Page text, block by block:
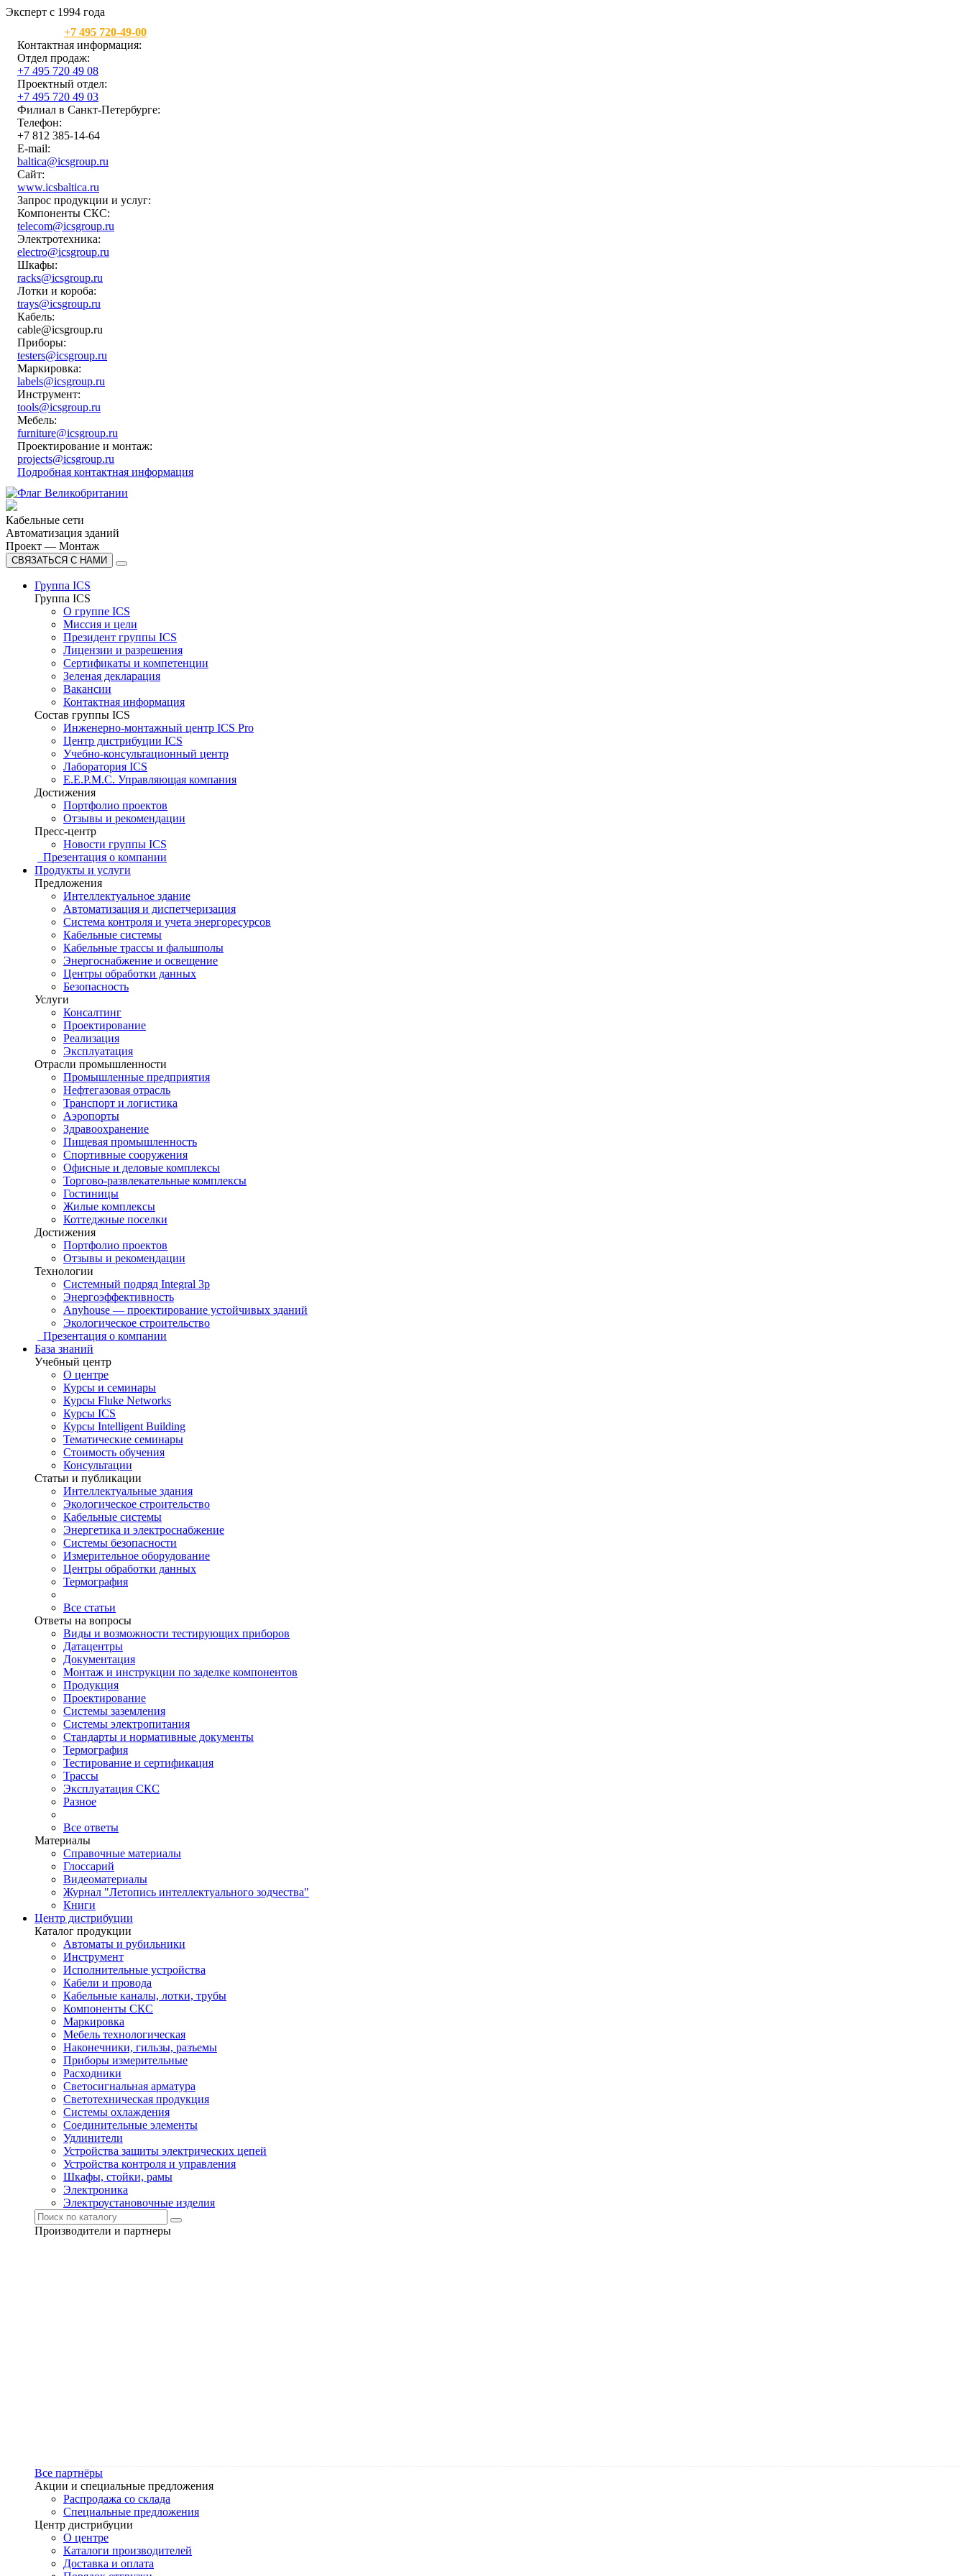
Эксперт с 1994 года
+7 495 720-49-00
Контактная информация:
Отдел продаж:
+7 495 720 49 08
Проектный отдел:
+7 495 720 49 03
Филиал в Санкт-Петербурге:
Телефон:
+7 812 385-14-64
E-mail:
baltica@icsgroup.ru
Сайт:
www.icsbaltica.ru
Запрос продукции и услуг:
Компоненты СКС:
telecom@icsgroup.ru
Электротехника:
electro@icsgroup.ru
Шкафы:
racks@icsgroup.ru
Лотки и короба:
trays@icsgroup.ru
Кабель:
cable@icsgroup.ru
Приборы:
testers@icsgroup.ru
Маркировка:
labels@icsgroup.ru
Инструмент:
tools@icsgroup.ru
Мебель:
furniture@icsgroup.ru
Проектирование и монтаж:
projects@icsgroup.ru
Подробная контактная информация
Кабельные сети
Автоматизация зданий
Проект — Монтаж
СВЯЗАТЬСЯ С НАМИ
Группа ICS
Группа ICS
О группе ICS
Миссия и цели
Президент группы ICS
Лицензии и разрешения
Сертификаты и компетенции
Зеленая декларация
Вакансии
Контактная информация
Состав группы ICS
Инженерно-монтажный центр ICS Pro
Центр дистрибуции ICS
Учебно-консультационный центр
Лаборатория ICS
E.E.P.M.C. Управляющая компания
Достижения
Портфолио проектов
Отзывы и рекомендации
Пресс-центр
Новости группы ICS
Презентация о компании
Продукты и услуги
Предложения
Интеллектуальное здание
Автоматизация и диспетчеризация
Система контроля и учета энергоресурсов
Кабельные системы
Кабельные трассы и фальшполы
Энергоснабжение и освещение
Центры обработки данных
Безопасность
Услуги
Консалтинг
Проектирование
Реализация
Эксплуатация
Отрасли промышленности
Промышленные предприятия
Нефтегазовая отрасль
Транспорт и логистика
Аэропорты
Здравоохранение
Пищевая промышленность
Спортивные сооружения
Офисные и деловые комплексы
Торгово-развлекательные комплексы
Гостиницы
Жилые комплексы
Коттеджные поселки
Достижения
Портфолио проектов
Отзывы и рекомендации
Технологии
Системный подряд Integral 3p
Энергоэффективность
Anyhouse — проектирование устойчивых зданий
Экологическое строительство
Презентация о компании
База знаний
Учебный центр
О центре
Курсы и семинары
Курсы Fluke Networks
Курсы ICS
Курсы Intelligent Building
Тематические семинары
Стоимость обучения
Консультации
Статьи и публикации
Интеллектуальные здания
Экологическое строительство
Кабельные системы
Энергетика и электроснабжение
Системы безопасности
Измерительное оборудование
Центры обработки данных
Термография
Все статьи
Ответы на вопросы
Виды и возможности тестирующих приборов
Датацентры
Документация
Монтаж и инструкции по заделке компонентов
Продукция
Проектирование
Системы заземления
Системы электропитания
Стандарты и нормативные документы
Термография
Тестирование и сертификация
Трассы
Эксплуатация СКС
Разное
Все ответы
Материалы
Справочные материалы
Глоссарий
Видеоматериалы
Журнал "Летопись интеллектуального зодчества"
Книги
Центр дистрибуции
Каталог продукции
Автоматы и рубильники
Инструмент
Исполнительные устройства
Кабели и провода
Кабельные каналы, лотки, трубы
Компоненты СКС
Маркировка
Мебель технологическая
Наконечники, гильзы, разъемы
Приборы измерительные
Расходники
Светосигнальная арматура
Светотехническая продукция
Системы охлаждения
Соединительные элементы
Удлинители
Устройства защиты электрических цепей
Устройства контроля и управления
Шкафы, стойки, рамы
Электроника
Электроустановочные изделия
Производители и партнеры
Все партнёры
Акции и специальные предложения
Распродажа со склада
Специальные предложения
Центр дистрибуции
О центре
Каталоги производителей
Доставка и оплата